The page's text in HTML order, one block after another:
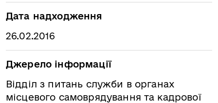
Дата надходження
26.02.2016
Джерело інформації
Відділ з питань служби в органах
місцевого самоврядування та кадрової